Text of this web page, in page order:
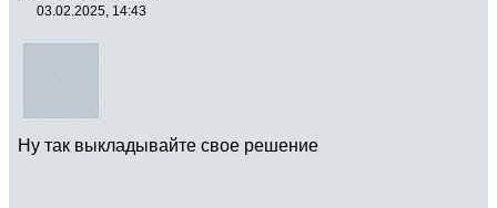
03.02.2025, 14:43
Ну так выкладывайте свое решение